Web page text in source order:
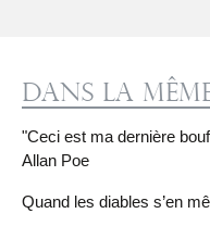
Dans la
"Ceci est ma dernière
Allan Poe
Quand les diables s’en